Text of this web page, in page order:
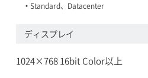
Standard、Datacenter
ディスプレイ
1024×768 16bit Color以上